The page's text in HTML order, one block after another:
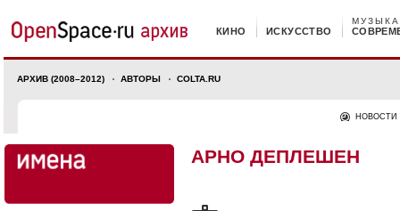
КИНО ИСКУССТВО
МУЗЫКА
АРХИВ (2008–2012) АВТОРЫ COLTA.RU
НОВОСТИ
АРНО ДЕПЛЕШЕН